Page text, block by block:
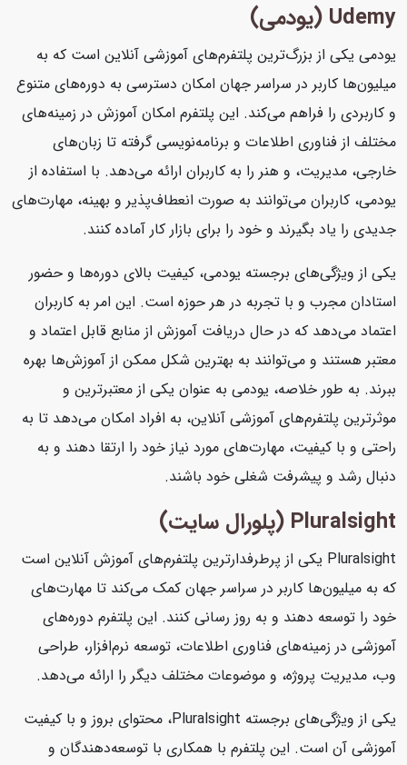
Udemy (یودمی)
یودمی یکی از بزرگ‌ترین پلتفرم‌های آموزشی آنلاین است که به
میلیون‌ها کاربر در سراسر جهان امکان دسترسی به دوره‌های متنوع
و کاربردی را فراهم می‌کند. این پلتفرم امکان آموزش در زمینه‌های
مختلف از فناوری اطلاعات و برنامه‌نویسی گرفته تا زبان‌های
خارجی، مدیریت، و هنر را به کاربران ارائه می‌دهد. با استفاده از
یودمی، کاربران می‌توانند به صورت انعطاف‌پذیر و بهینه، مهارت‌های
جدیدی را یاد بگیرند و خود را برای بازار کار آماده کنند.
یکی از ویژگی‌های برجسته یودمی، کیفیت بالای دوره‌ها و حضور
استادان مجرب و با تجربه در هر حوزه است. این امر به کاربران
اعتماد می‌دهد که در حال دریافت آموزش از منابع قابل اعتماد و
معتبر هستند و می‌توانند به بهترین شکل ممکن از آموزش‌ها بهره
ببرند. به طور خلاصه، یودمی به عنوان یکی از معتبرترین و
موثرترین پلتفرم‌های آموزشی آنلاین، به افراد امکان می‌دهد تا به
راحتی و با کیفیت، مهارت‌های مورد نیاز خود را ارتقا دهند و به
دنبال رشد و پیشرفت شغلی خود باشند.
Pluralsight (پلورال سایت)
Pluralsight یکی از پرطرفدارترین پلتفرم‌های آموزش آنلاین است
که به میلیون‌ها کاربر در سراسر جهان کمک می‌کند تا مهارت‌های
خود را توسعه دهند و به روز رسانی کنند. این پلتفرم دوره‌های
آموزشی در زمینه‌های فناوری اطلاعات، توسعه نرم‌افزار، طراحی
وب، مدیریت پروژه، و موضوعات مختلف دیگر را ارائه می‌دهد.
یکی از ویژگی‌های برجسته Pluralsight، محتوای بروز و با کیفیت
آموزشی آن است. این پلتفرم با همکاری با توسعه‌دهندگان و